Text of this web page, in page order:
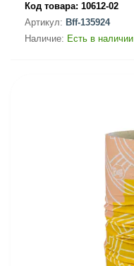
Код товара: 10612-02
Артикул: Bff-135924
Наличие: Есть в наличии